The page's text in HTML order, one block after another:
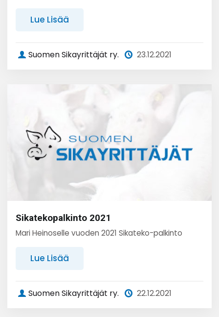
Lue Lisää
Suomen Sikayrittäjät ry. 23.12.2021
Sikatekopalkinto 2021
Mari Heinoselle vuoden 2021 Sikateko-palkinto
Lue Lisää
Suomen Sikayrittäjät ry. 22.12.2021